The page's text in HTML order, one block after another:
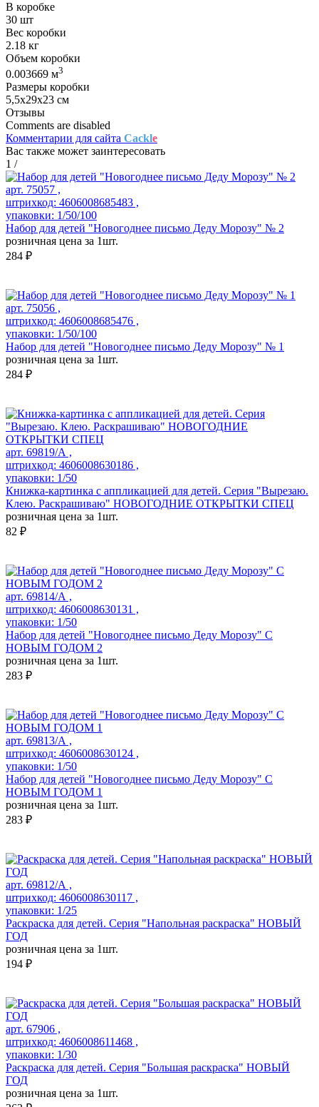
В коробке
30 шт
Вес коробки
2.18 кг
Объем коробки
0.003669 м3
Размеры коробки
5,5х29х23 см
Отзывы
Comments are disabled
Комментарии для сайта Cackle
Вас также может заинтересовать
1 /
арт. 75057 ,
штрихкод: 4606008685483 ,
упаковки: 1/50/100
Набор для детей "Новогоднее письмо Деду Морозу" № 2
розничная цена за 1шт.
284 ₽
арт. 75056 ,
штрихкод: 4606008685476 ,
упаковки: 1/50/100
Набор для детей "Новогоднее письмо Деду Морозу" № 1
розничная цена за 1шт.
284 ₽
арт. 69819/А ,
штрихкод: 4606008630186 ,
упаковки: 1/50
Книжка-картинка с аппликацией для детей. Серия "Вырезаю.
Клею. Раскрашиваю" НОВОГОДНИЕ ОТКРЫТКИ СПЕЦ
розничная цена за 1шт.
82 ₽
арт. 69814/А ,
штрихкод: 4606008630131 ,
упаковки: 1/50
Набор для детей "Новогоднее письмо Деду Морозу" С
НОВЫМ ГОДОМ 2
розничная цена за 1шт.
283 ₽
арт. 69813/А ,
штрихкод: 4606008630124 ,
упаковки: 1/50
Набор для детей "Новогоднее письмо Деду Морозу" С
НОВЫМ ГОДОМ 1
розничная цена за 1шт.
283 ₽
арт. 69812/А ,
штрихкод: 4606008630117 ,
упаковки: 1/25
Раскраска для детей. Серия "Напольная раскраска" НОВЫЙ
ГОД
розничная цена за 1шт.
194 ₽
арт. 67906 ,
штрихкод: 4606008611468 ,
упаковки: 1/30
Раскраска для детей. Серия "Большая раскраска" НОВЫЙ
ГОД
розничная цена за 1шт.